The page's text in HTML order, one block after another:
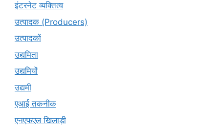
इंटरनेट व्यक्तित्व
उत्पादक (Producers)
उत्पादकों
उद्यमिता
उद्यमियों
उद्यमी
एआई तकनीक
एनएफएल खिलाड़ी